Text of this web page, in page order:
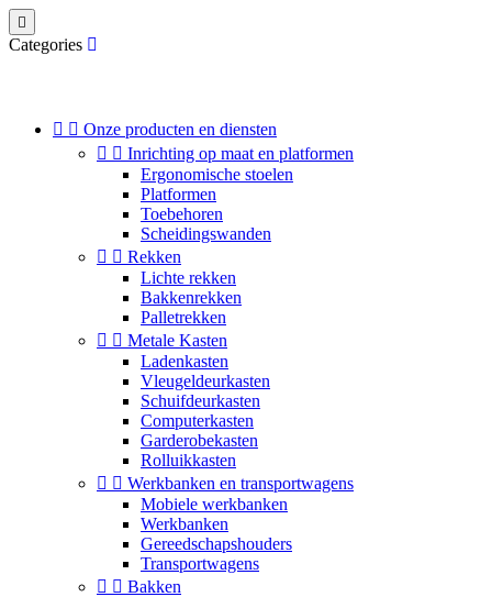

Categories
  Onze producten en diensten
  Inrichting op maat en platformen
Ergonomische stoelen
Platformen
Toebehoren
Scheidingswanden
  Rekken
Lichte rekken
Bakkenrekken
Palletrekken
  Metale Kasten
Ladenkasten
Vleugeldeurkasten
Schuifdeurkasten
Computerkasten
Garderobekasten
Rolluikkasten
  Werkbanken en transportwagens
Mobiele werkbanken
Werkbanken
Gereedschapshouders
Transportwagens
  Bakken